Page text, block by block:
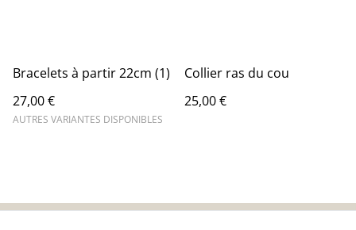
Bracelets à partir 22cm (1)
27,00 €
AUTRES VARIANTES DISPONIBLES
Collier ras du cou
25,00 €